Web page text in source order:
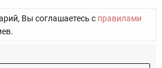
Вы соглашаетесь с правилами